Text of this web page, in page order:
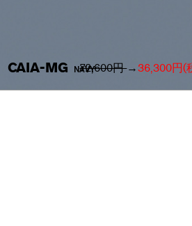
CAIA-MG NAVY
72,600円→36,300円(